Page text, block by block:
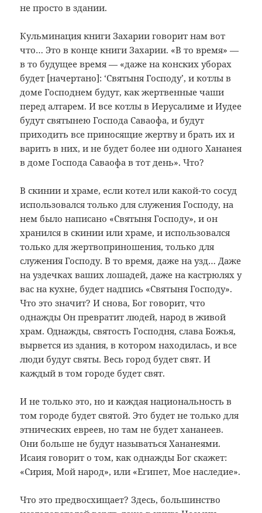
не просто в здании.
Кульминация книги Захарии говорит нам вот
что… Это в конце книги Захарии. «В то время» —
в то будущее время — «даже на конских уборах
будет [начертано]: ‘Святыня Господу’, и котлы в
доме Господнем будут, как жертвенные чаши
перед алтарем. И все котлы в Иерусалиме и Иудее
будут святынею Господа Саваофа, и будут
приходить все приносящие жертву и брать их и
варить в них, и не будет более ни одного Хананея
в доме Господа Саваофа в тот день». Что?
В скинии и храме, если котел или какой-то сосуд
использовался только для служения Господу, на
нем было написано «Святыня Господу», и он
хранился в скинии или храме, и использовался
только для жертвоприношения, только для
служения Господу. В то время, даже на узд… Даже
на уздечках ваших лошадей, даже на кастрюлях у
вас на кухне, будет надпись «Святыня Господу».
Что это значит? И снова, Бог говорит, что
однажды Он превратит людей, народ в живой
храм. Однажды, святость Господня, слава Божья,
вырвется из здания, в котором находилась, и все
люди будут святы. Весь город будет свят. И
каждый в том городе будет свят.
И не только это, но и каждая национальность в
том городе будет святой. Это будет не только для
этнических евреев, но там не будет хананеев.
Они больше не будут называться Хананеями.
Исаия говорит о том, как однажды Бог скажет:
«Сирия, Мой народ», или «Египет, Мое наследие».
Что это предвосхищает? Здесь, большинство